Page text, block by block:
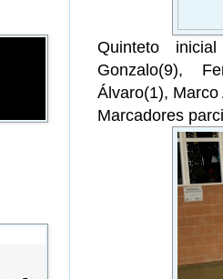
Quinteto
Gonzalo(9),
Álvaro(1),
Marcadores